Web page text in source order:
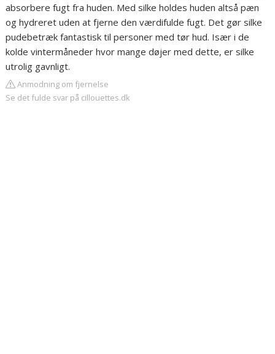
absorbere fugt fra huden. Med silke holdes huden altså pæn
og hydreret uden at fjerne den værdifulde fugt. Det gør silke
pudebetræk fantastisk til personer med tør hud. Især i de
kolde vintermåneder hvor mange døjer med dette, er silke
utrolig gavnligt.
Anmodning om fjernelse
Se det fulde svar på cillouettes.dk